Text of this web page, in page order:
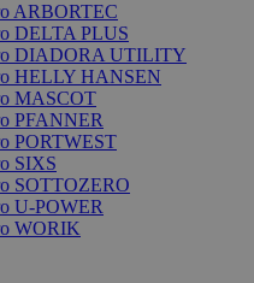
ARBORTEC
DELTA PLUS
DIADORA UTILITY
HELLY HANSEN
MASCOT
PFANNER
PORTWEST
SIXS
SOTTOZERO
U-POWER
WORIK